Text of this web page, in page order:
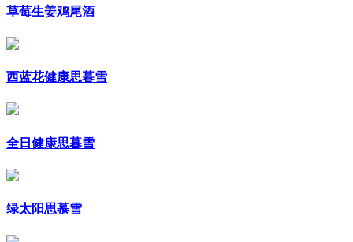
草莓生姜鸡尾酒
西蓝花健康思暮雪
全日健康思暮雪
绿太阳思慕雪